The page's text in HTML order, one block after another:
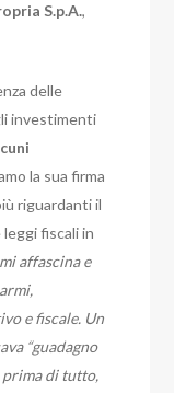
S.p.A.,
delle
investimenti
la sua firma
riguardanti il
fiscali in
affascina e
e fiscale. Un
“guadagno
prima di tutto,